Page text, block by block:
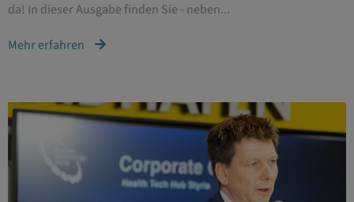
da! In dieser Ausgabe finden Sie - neben...
Mehr erfahren